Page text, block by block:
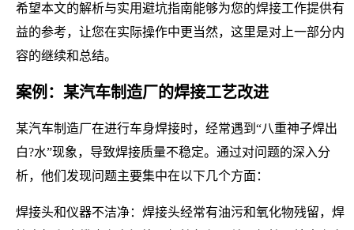
希望本文的解析与实用避坑指南能够为您的焊接工作提供有
益的参考，让您在实际操作中更当然，这里是对上一部分内
容的继续和总结。
案例：某汽车制造厂的焊接工艺改进
某汽车制造厂在进行车身焊接时，经常遇到“八重神子焊出
白?水”现象，导致焊接质量不稳定。通过对问题的深入分
析，他们发现问题主要集中在以下几个方面：
焊接头和仪器不洁净：焊接头经常有油污和氧化物残留，焊